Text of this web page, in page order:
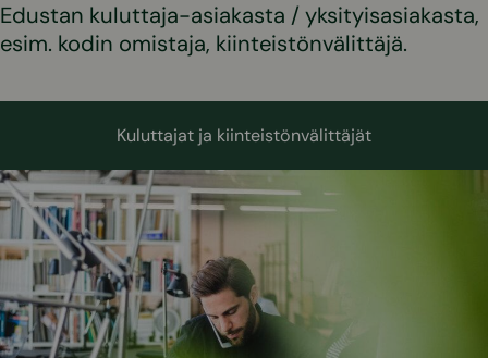
Edustan kuluttaja-asiakasta / yksityisasiakasta,
esim. kodin omistaja, kiinteistönvälittäjä.
Kuluttajat ja kiinteistönvälittäjät